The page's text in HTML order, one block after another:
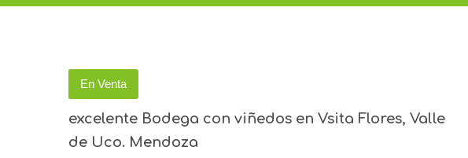
En Venta
excelente Bodega con viñedos en Vsita Flores, Valle
de Uco. Mendoza